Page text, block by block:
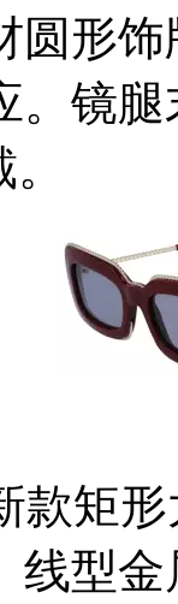
圆形
。镜
款矩
线型